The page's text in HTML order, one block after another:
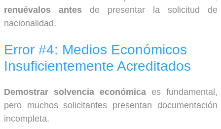
renuévalos antes de presentar la solicitud de
nacionalidad.
Error #4: Medios Económicos
Insuficientemente Acreditados
Demostrar solvencia económicaes fundamental,
pero muchos solicitantes presentan documentación
incompleta.